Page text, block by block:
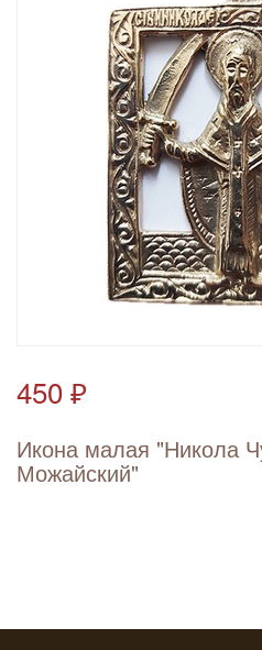
450 ₽
Икона малая "Никола
Можайский"